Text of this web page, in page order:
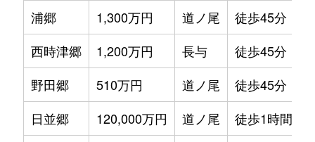
浦郷
1,300万円 道ノ尾
徒歩45分
西時津郷
1,200万円 長与
徒歩45分
野田郷
510万円 道ノ尾
徒歩45分
日並郷
120,000万円 道ノ尾
徒歩1時間15